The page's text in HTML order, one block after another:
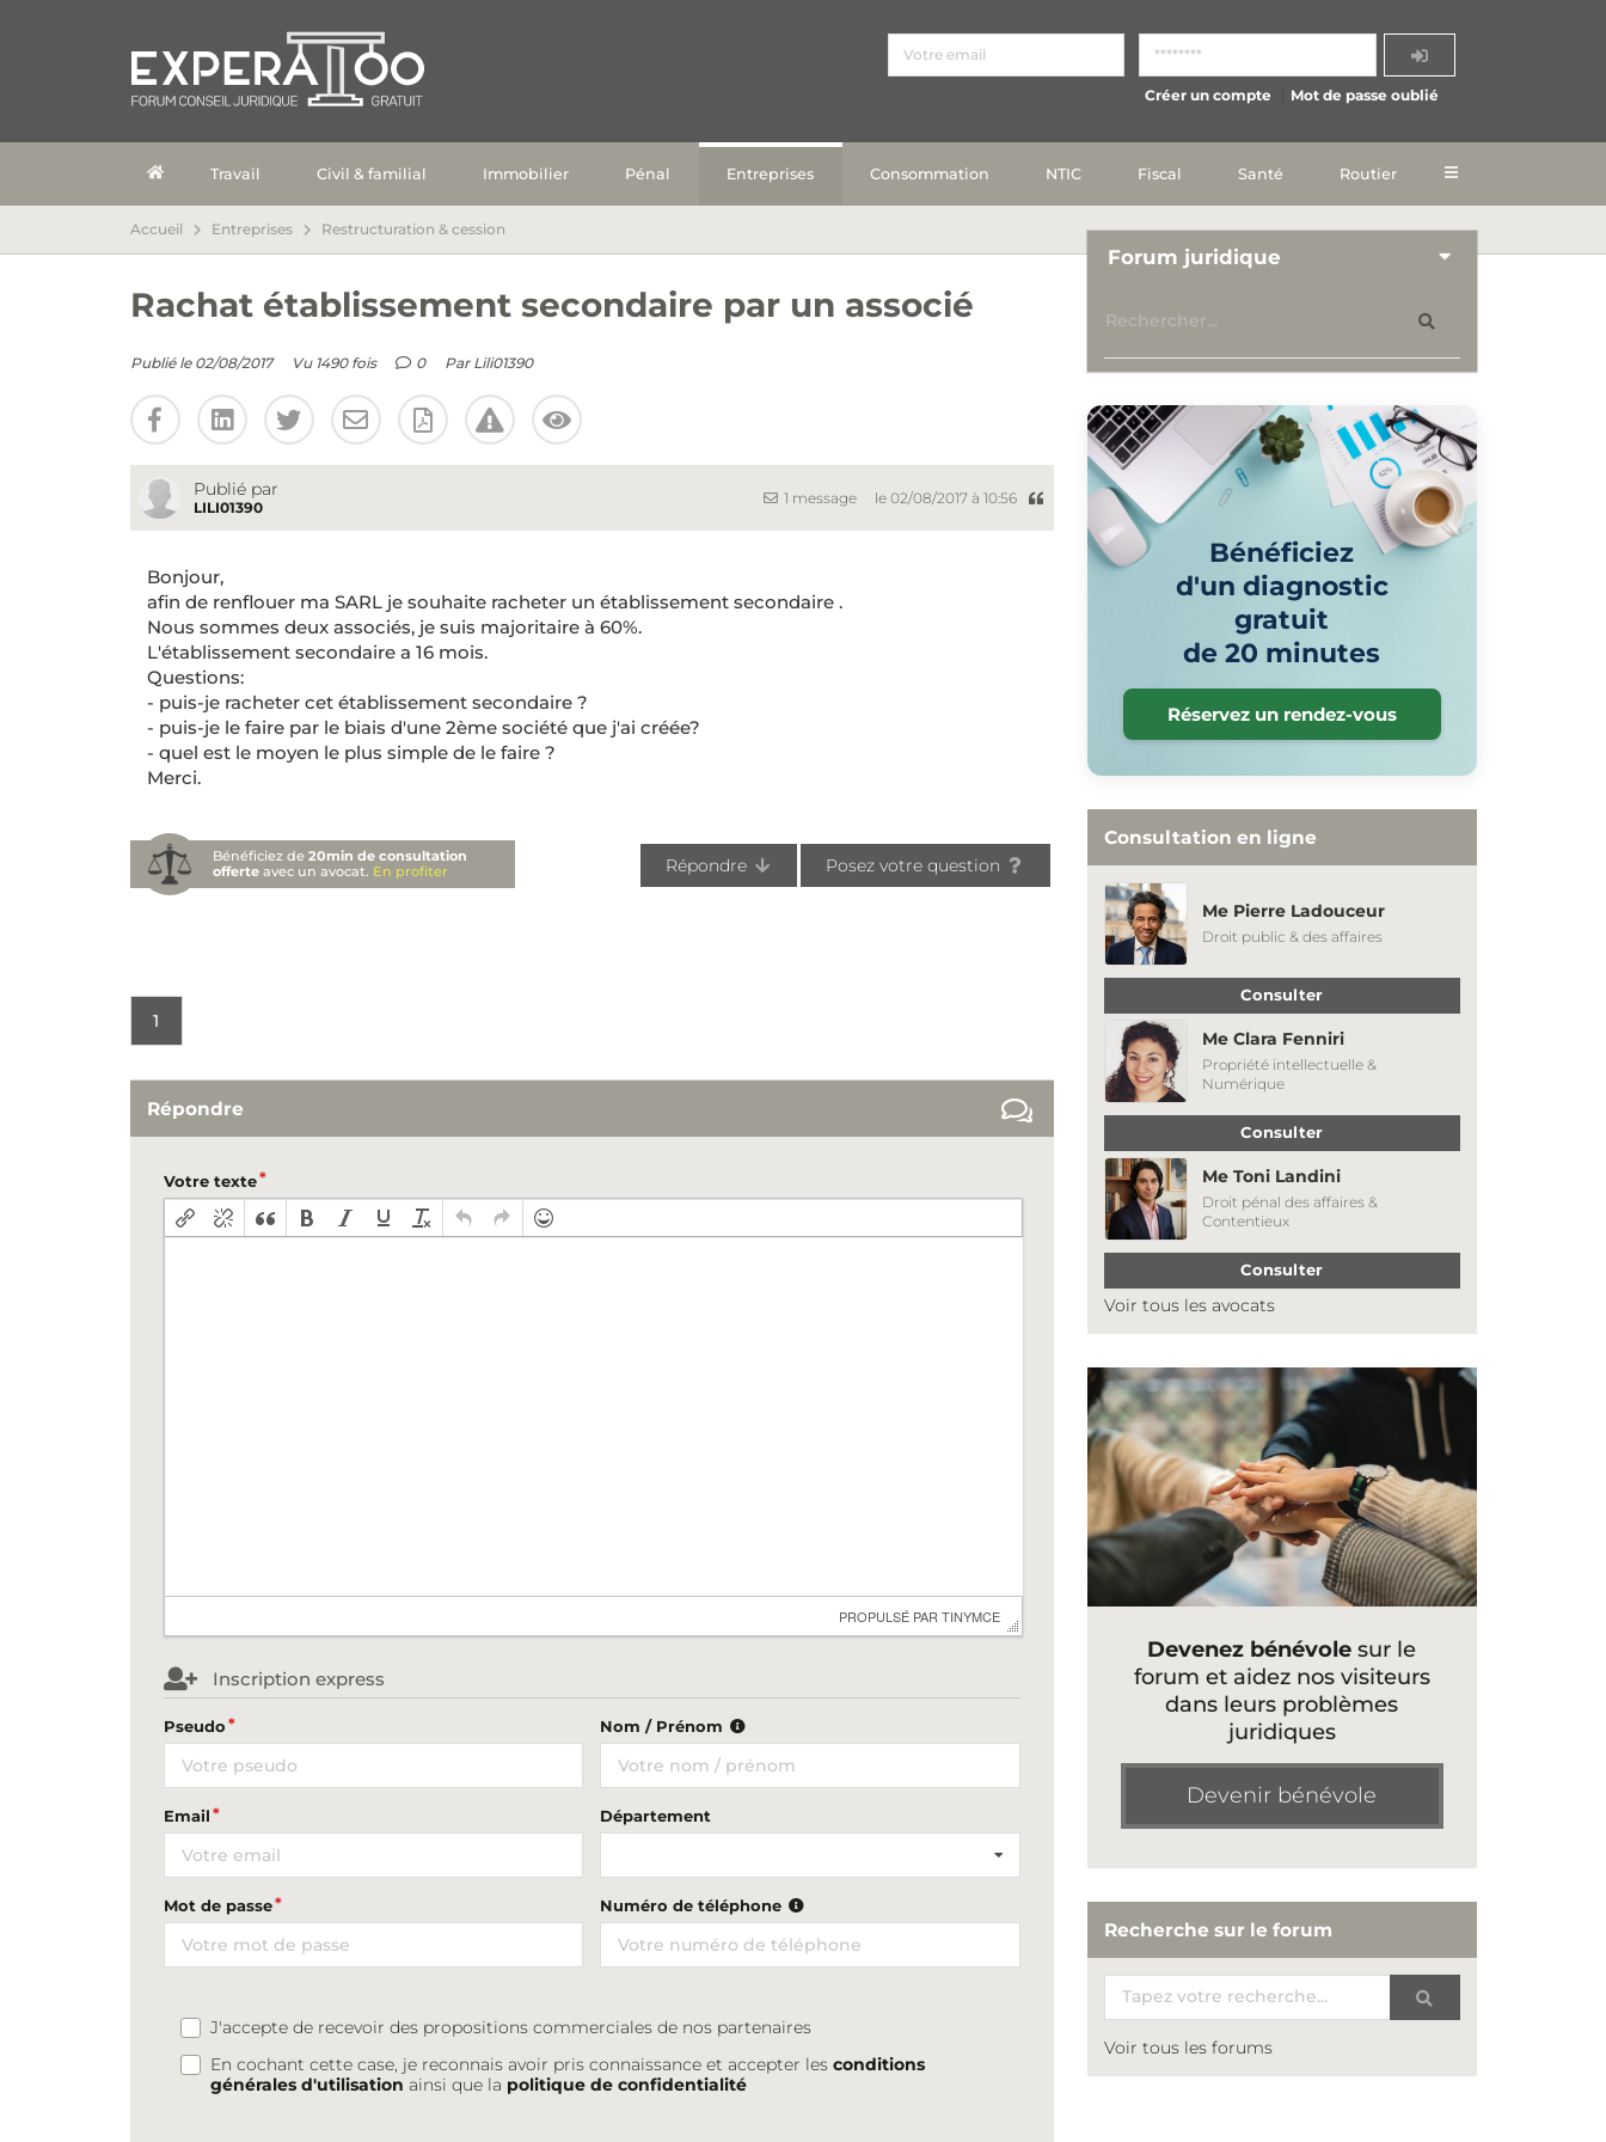
Créer un compte Mot de passe oublié
Travail Civil & familial Immobilier Pénal Entreprises Consommation NTIC Fiscal Santé Routier
Accueil Entreprises Restructuration & cession
Rachat établissement secondaire par un associé
Publié le 02/08/2017 Vu 1490 fois 0 Par Lili01390
Publié par
LILI01390
1 message le 02/08/2017 à 10:56
Bonjour,
afin de renflouer ma SARL je souhaite racheter un établissement secondaire .
Nous sommes deux associés, je suis majoritaire à 60%.
L'établissement secondaire a 16 mois.
Questions:
- puis-je racheter cet établissement secondaire ?
- puis-je le faire par le biais d'une 2ème société que j'ai créée?
- quel est le moyen le plus simple de le faire ?
Merci.
Bénéficiez de20min de consultation
offerte avec un avocat. En profiter Répondre Posez votre question
1
Répondre
Votre texte
PROPULSÉ PAR TINYMCE
Inscription express
Pseudo Nom / Prénom
Email Département
Mot de passe Numéro de téléphone
J'accepte de recevoir des propositions commerciales de nos partenaires
En cochant cette case, je reconnais avoir pris connaissance et accepter lesconditions
générales d'utilisation ainsi que la politique de confidentialité
Forum juridique
Bénéficiez
d'un diagnostic
gratuit
de 20 minutes
Réservez un rendez-vous
Consultation en ligne
Me Pierre Ladouceur
Droit public & des affaires
Consulter
Me Clara Fenniri
Propriété intellectuelle &
Numérique
Consulter
Me Toni Landini
Droit pénal des affaires &
Contentieux
Consulter
Voir tous les avocats
Devenez bénévole sur le
forum et aidez nos visiteurs
dans leurs problèmes
juridiques
Devenir bénévole
Recherche sur le forum
Voir tous les forums